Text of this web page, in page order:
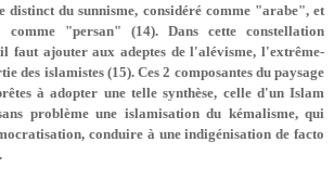
distinct du sunnisme, considéré comme "arabe", et
comme "persan" (14). Dans cette constellation
faut ajouter aux adeptes de l'alévisme, l'extrême-
des islamistes (15). Ces 2 composantes du paysage
à adopter une telle synthèse, celle d'un Islam
problème une islamisation du kémalisme, qui
conduire à une indigénisation de facto